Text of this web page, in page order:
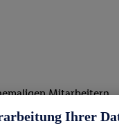
Mitarbeitern,
zu einer Top
unseren guten Score
Ihrer